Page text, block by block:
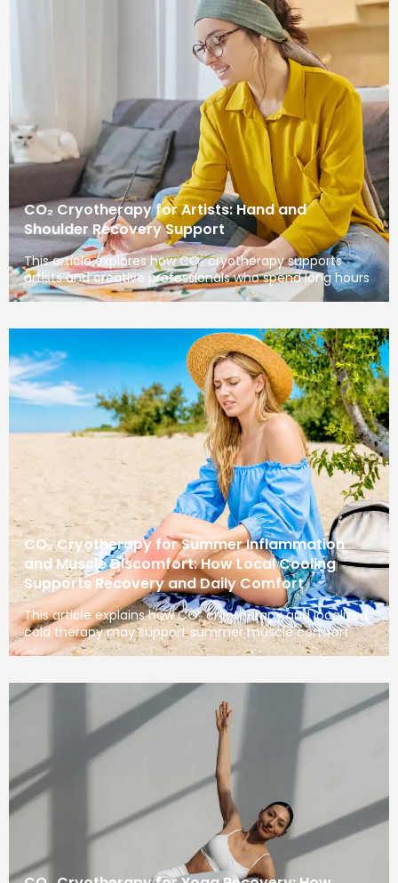
CO₂ Cryotherapy for Artists: Hand and
Shoulder Recovery Support
This article explores how CO₂ cryotherapy supports
artists and creative professionals who spend long hours
CO₂ Cryotherapy for Summer Inflammation
and Muscle Discomfort: How Local Cooling
Supports Recovery and Daily Comfort
This article explains how CO₂ cryotherapy and localized
cold therapy may support summer muscle comfort